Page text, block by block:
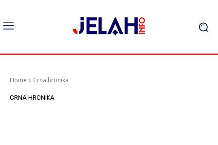
Home Crna hronika
CRNA HRONIKA